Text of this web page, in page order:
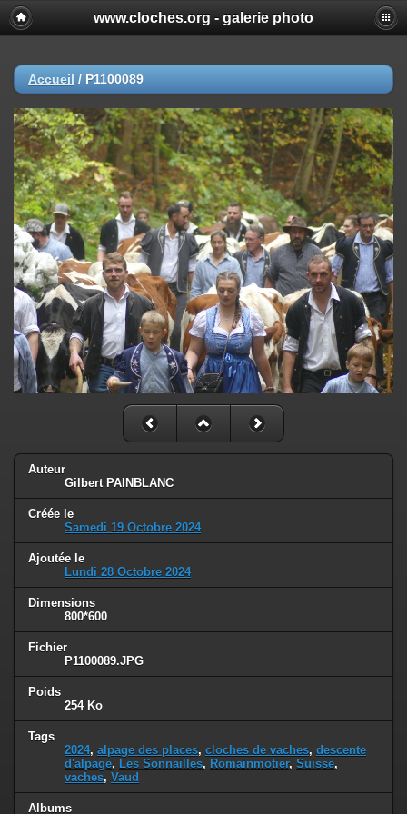
www.cloches.org - galerie photo
Accueil / P1100089
Auteur
Gilbert PAINBLANC
Créée le
Samedi 19 Octobre 2024
Ajoutée le
Lundi 28 Octobre 2024
Dimensions
800*600
Fichier
P1100089.JPG
Poids
254 Ko
Tags
2024, alpage des places, cloches de vaches, descente
d'alpage, Les Sonnailles, Romainmotier, Suisse,
vaches, Vaud
Albums